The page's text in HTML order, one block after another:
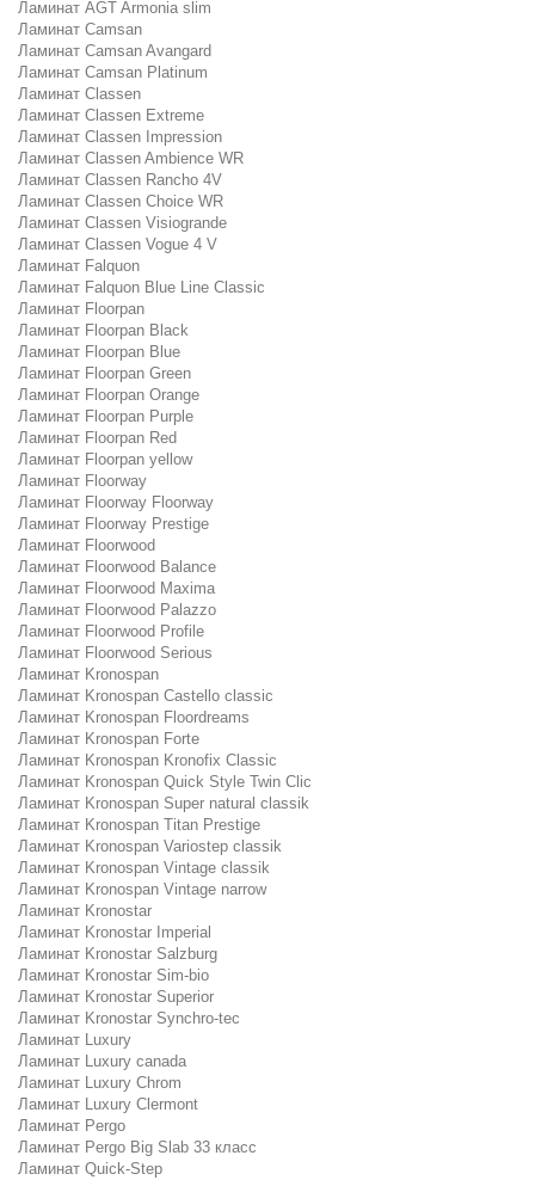
Ламинат AGT Armonia slim
Ламинат Camsan
Ламинат Camsan Avangard
Ламинат Camsan Platinum
Ламинат Classen
Ламинат Classen Extreme
Ламинат Classen Impression
Ламинат Classen Ambience WR
Ламинат Classen Rancho 4V
Ламинат Classen Choice WR
Ламинат Classen Visiogrande
Ламинат Classen Vogue 4 V
Ламинат Falquon
Ламинат Falquon Blue Line Classic
Ламинат Floorpan
Ламинат Floorpan Black
Ламинат Floorpan Blue
Ламинат Floorpan Green
Ламинат Floorpan Orange
Ламинат Floorpan Purple
Ламинат Floorpan Red
Ламинат Floorpan yellow
Ламинат Floorway
Ламинат Floorway Floorway
Ламинат Floorway Prestige
Ламинат Floorwood
Ламинат Floorwood Balance
Ламинат Floorwood Maxima
Ламинат Floorwood Palazzo
Ламинат Floorwood Profile
Ламинат Floorwood Serious
Ламинат Kronospan
Ламинат Kronospan Castello classic
Ламинат Kronospan Floordreams
Ламинат Kronospan Forte
Ламинат Kronospan Kronofix Classic
Ламинат Kronospan Quick Style Twin Clic
Ламинат Kronospan Super natural classik
Ламинат Kronospan Titan Prestige
Ламинат Kronospan Variostep classik
Ламинат Kronospan Vintage classik
Ламинат Kronospan Vintage narrow
Ламинат Kronostar
Ламинат Kronostar Imperial
Ламинат Kronostar Salzburg
Ламинат Kronostar Sim-bio
Ламинат Kronostar Superior
Ламинат Kronostar Synchro-tec
Ламинат Luxury
Ламинат Luxury canada
Ламинат Luxury Chrom
Ламинат Luxury Clermont
Ламинат Pergo
Ламинат Pergo Big Slab 33 класс
Ламинат Quick-Step